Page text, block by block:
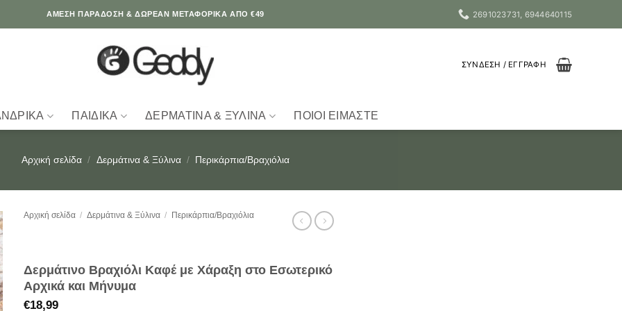
ΆΜΕΣΗ ΠΑΡΑΔΟΣΗ & ΔΩΡΕΑΝ ΜΕΤΑΦΟΡΙΚΑ ΑΠΟ €49 2691023731, 6944640115
ΣΎΝΔΕΣΗ / ΕΓΓΡΑΦΉ
ΠΑΙΔΙΚΆ ΔΕΡΜΆΤΙΝΑ & ΞΎΛΙΝΑ ΠΟΙΟΙ ΕΊΜΑΣΤΕ
Αρχική σελίδα / Δερμάτινα & Ξύλινα / Περικάρπια/Βραχιόλια
Αρχική σελίδα / Δερμάτινα & Ξύλινα / Περικάρπια/Βραχιόλια
Δερμάτινο Βραχιόλι Καφέ με Χάραξη στο Εσωτερικό
Αρχικά και Μήνυμα
€18,99